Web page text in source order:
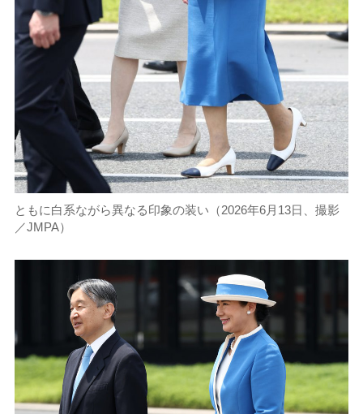
ともに白系ながら異なる印象の装い（2026年6月13日、撮影
／JMPA）